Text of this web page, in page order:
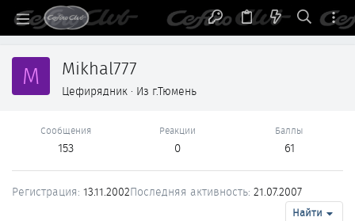
M Mikhal777
Цефирядник · Из г.Тюмень
Сообщения
153
Реакции
0
Баллы
61
Регистрация 13.11.2002Последняя активность 21.07.2007
Найти